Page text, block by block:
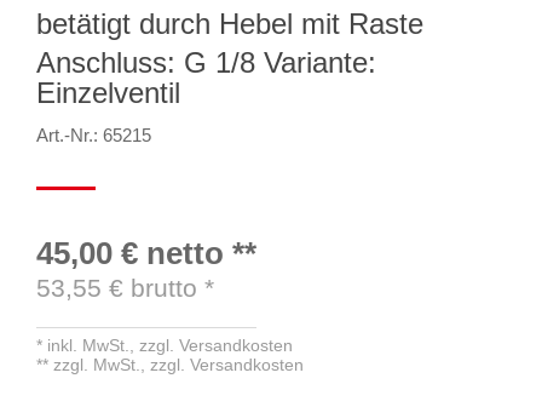
betätigt durch Hebel mit Raste
Anschluss: G 1/8 Variante:
Einzelventil
Art.-Nr.: 65215
45,00 € netto **
53,55 € brutto *
* inkl. MwSt., zzgl. Versandkosten
** zzgl. MwSt., zzgl. Versandkosten